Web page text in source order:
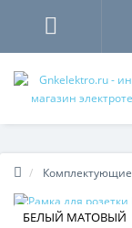
Комплектующие
БЕЛЫЙ МАТОВЫЙ